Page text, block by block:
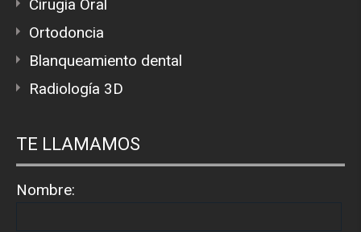
Cirugía Oral
Ortodoncia
Blanqueamiento dental
Radiología 3D
TE LLAMAMOS
Nombre: